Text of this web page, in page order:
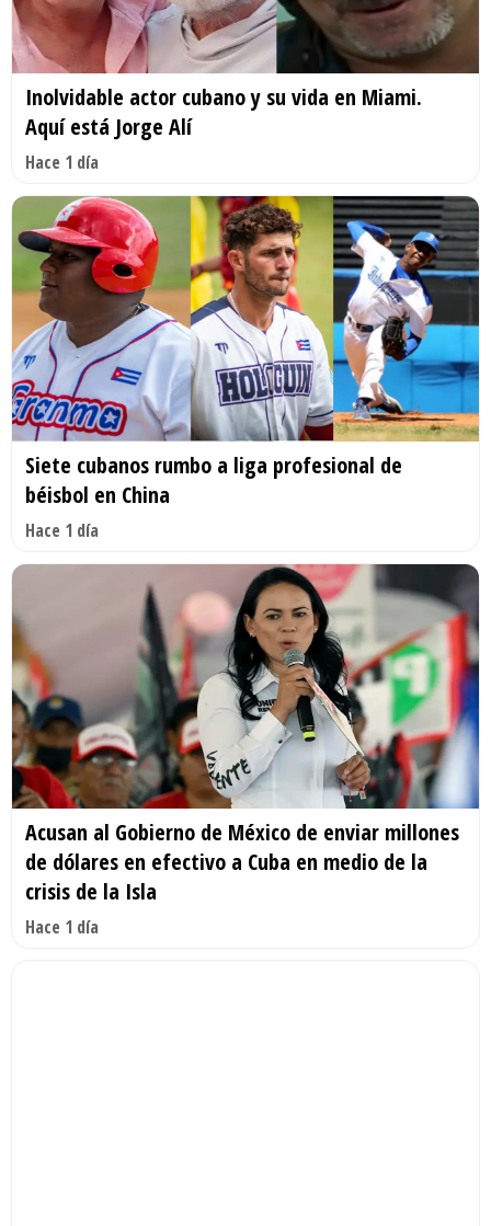
Inolvidable actor cubano y su vida en Miami.
Aquí está Jorge Alí
Hace 1 día
Siete cubanos rumbo a liga profesional de
béisbol en China
Hace 1 día
Acusan al Gobierno de México de enviar millones
de dólares en efectivo a Cuba en medio de la
crisis de la Isla
Hace 1 día